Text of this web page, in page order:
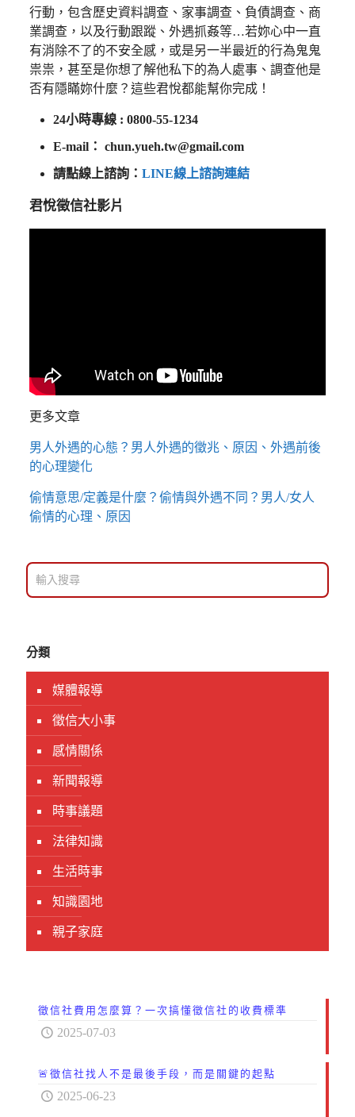
行動，包含歷史資料調查、家事調查、負債調查、商
業調查，以及行動跟蹤、外遇抓姦等…若妳心中一直
有消除不了的不安全感，或是另一半最近的行為鬼鬼
祟祟，甚至是你想了解他私下的為人處事、調查他是
否有隱瞞妳什麼？這些君悅都能幫你完成！
24小時專線 : 0800-55-1234
E-mail： chun.yueh.tw@gmail.com
請點線上諮詢： LINE線上諮詢連結
君悅徵信社影片
更多文章
男人外遇的心態？男人外遇的徵兆、原因、外遇前後
的心理變化
偷情意思/定義是什麼？偷情與外遇不同？男人/女人
偷情的心理、原因
分類
媒體報導
徵信大小事
感情關係
新聞報導
時事議題
法律知識
生活時事
知識園地
親子家庭
徵信社費用怎麼算？一次搞懂徵信社的收費標準
2025-07-03
🚨徵信社找人不是最後手段，而是關鍵的起點
2025-06-23